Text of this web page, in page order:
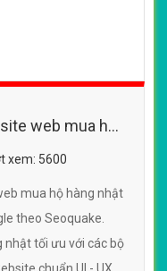
web mua hộ
xem: 5600
mua hộ hàng nhật
theo Seoquake.
nhật tối ưu với các bộ
chuẩn UI - UX